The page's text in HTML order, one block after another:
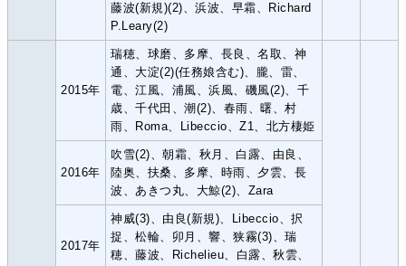
藤波(新規)(2)、浜波、早霜、Richard
P.Leary(2)
2015年
瑞穂、球磨、多摩、長良、名取、神
通、大淀(2)(任務娘含む)、朧、雷、
電、江風、浦風、浜風、磯風(2)、千
歳、千代田、潮(2)、春雨、曙、村
雨、Roma、Libeccio、Z1、北方棲姫
2016年
吹雪(2)、朝霜、秋月、白露、由良、
陸奥、扶桑、多摩、時雨、夕雲、長
波、あきつ丸、大鯨(2)、Zara
2017年
神威(3)、由良(新規)、Libeccio、択
捉、松輪、卯月、響、狭霧(3)、瑞
穂、藤波、Richelieu、白露、秋雲、